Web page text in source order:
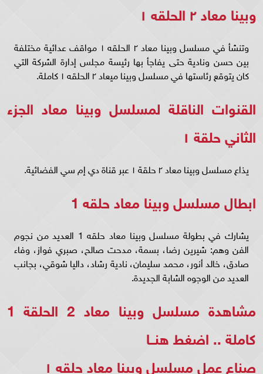
وبينا معاد ٢ الحلقه ١
وتنشأ في مسلسل وبينا معاد ٢ الحلقه ١ مواقف عدائية مختلفة
بين حسن ونادية حتى يفاجأ بها رئيسة مجلس إدارة الشركة التي
كان يتوقع رئاستها في مسلسل وبينا ميعاد ٢ الحلقه ١ كاملة.
القنوات الناقلة لمسلسل وبينا معاد الجزء
الثاني حلقة ١
يذاع مسلسل وبينا معاد ٢ حلقة ١ عبر قناة دي إم سي الفضائية.
ابطال مسلسل وبينا معاد حلقه 1
يشارك في بطولة مسلسل وبينا معاد حلقه 1 العديد من نجوم
الفن وهم: شيرين رضا، بسمة، مدحت صالح، صبري فواز، وفاء
صادق، خالد أنور، محمد سليمان، نادية رشاد، داليا شوقي، بجانب
العديد من الوجوه الشابة الجديدة.
مشاهدة مسلسل وبينا معاد 2 الحلقة 1
كاملة .. اضغط هنــا
صناع عمل مسلسل وبينا معاد حلقه ١